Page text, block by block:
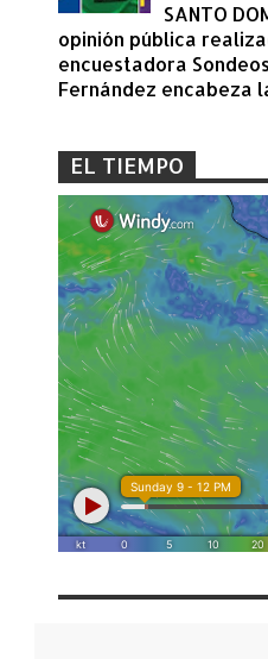
SANTO
opinión pública
encuestadora
Fernández encabeza
EL TIEMPO